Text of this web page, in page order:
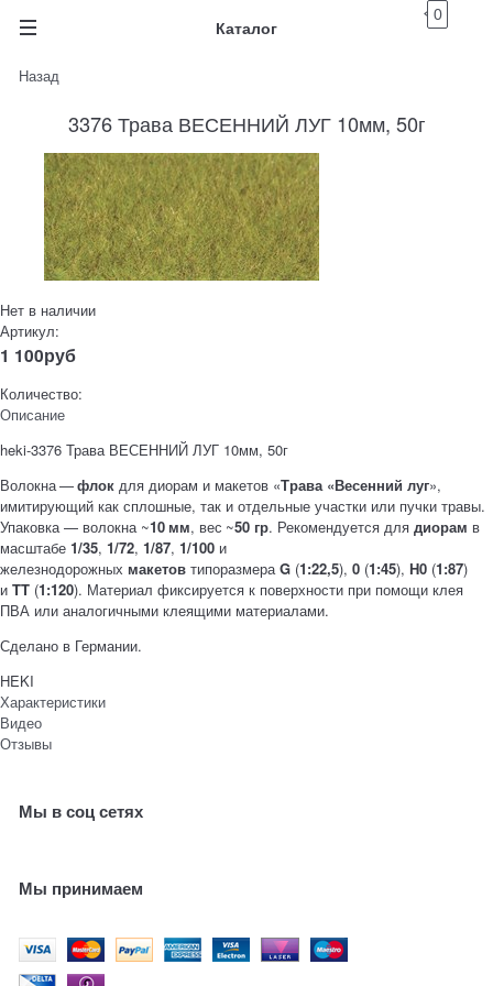
Каталог
0
Назад
3376 Трава ВЕСЕННИЙ ЛУГ 10мм, 50г
Нет в наличии
Артикул:
1 100руб
Количество:
Описание
heki-3376 Трава ВЕСЕННИЙ ЛУГ 10мм, 50г
Волокна —флок для диорам и макетов «Трава «Весенний луг»,
имитирующий как сплошные, так и отдельные участки или пучки травы.
Упаковка — волокна ~10 мм, вес ~50 гр. Рекомендуется для диорам в
масштабе 1/35, 1/72, 1/87, 1/100 и
железнодорожных макетов типоразмера G (1:22,5), 0 (1:45), H0 (1:87)
и TT (1:120). Материал фиксируется к поверхности при помощи клея
ПВА или аналогичными клеящими материалами.
Сделано в Германии.
HEKI
Характеристики
Видео
Отзывы
Мы в соц сетях
Мы принимаем